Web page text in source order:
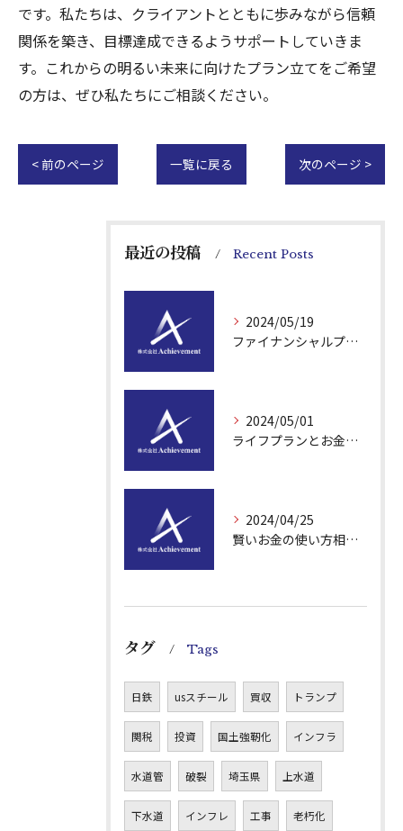
です。私たちは、クライアントとともに歩みながら信頼
関係を築き、目標達成できるようサポートしていきま
す。これからの明るい未来に向けたプラン立てをご希望
の方は、ぜひ私たちにご相談ください。
< 前のページ 一覧に戻る 次のページ >
最近の投稿 Recent Posts
2024/05/19
ファイナンシャルプランナーが提供する簡単学習セミナー
2024/05/01
ライフプランとお金のアドバイス【専門家が教える】
2024/04/25
賢いお金の使い方相談：オンラインでセミナー＆相談実施
タグ Tags
日鉄 usスチール 買収 トランプ
関税 投資 国土強靭化 インフラ
水道管 破裂 埼玉県 上水道
下水道 インフレ 工事 老朽化